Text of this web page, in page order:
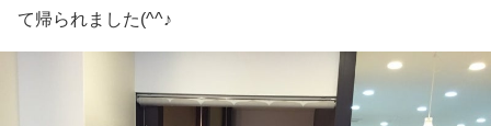
て帰られました(^^♪